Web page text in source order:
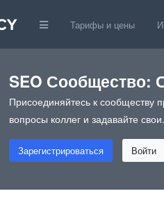
Тарифы и цены
SEO Сообщество:
Присоединяйтесь к сообществу
вопросы коллег и задавайте свои.
Зарегистрироваться Войти